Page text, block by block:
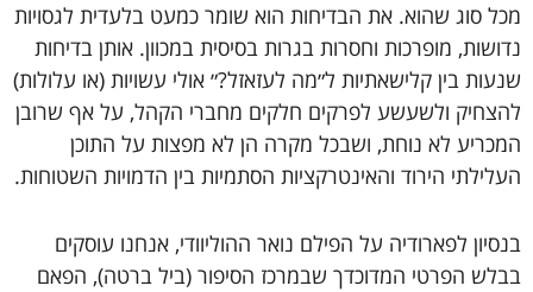
מכל סוג שהוא. את הבדיחות הוא שומר כמעט בלעדית לגסויות
נדושות, מופרכות וחסרות בגרות בסיסית במכוון. אותן בדיחות
שנעות בין קלישאתיות ל״מה לעזאזל?״ אולי עשויות (או עלולות)
להצחיק ולשעשע לפרקים חלקים מחברי הקהל, על אף שרובן
המכריע לא נוחת, ושבכל מקרה הן לא מפצות על התוכן
העלילתי הירוד והאינטרקציות הסתמיות בין הדמויות השטוחות.
בנסיון לפארודיה על הפילם נואר ההוליוודי, אנחנו עוסקים
בבלש הפרטי המדוכדך שבמרכז הסיפור (ביל ברטה), הפאם